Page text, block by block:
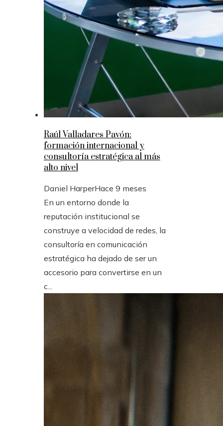
Raúl Valladares Pavón:
formación internacional y
consultoría estratégica al más
alto nivel
Daniel HarperHace 9 meses
En un entorno donde la
reputación institucional se
construye a velocidad de redes, la
consultoría en comunicación
estratégica ha dejado de ser un
accesorio para convertirse en un
c...